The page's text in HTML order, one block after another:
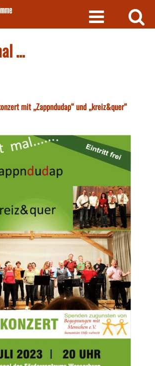
…
mit „Zappndudap“ und „kreiz&quer“